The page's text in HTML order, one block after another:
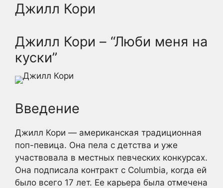
Джилл Кори
Джилл Кори – “Люби меня на
куски”
Введение
Джилл Кори — американская традиционная
поп-певица. Она пела с детства и уже
участвовала в местных певческих конкурсах.
Она подписала контракт с Columbia, когда ей
было всего 17 лет. Ее карьера была отмечена